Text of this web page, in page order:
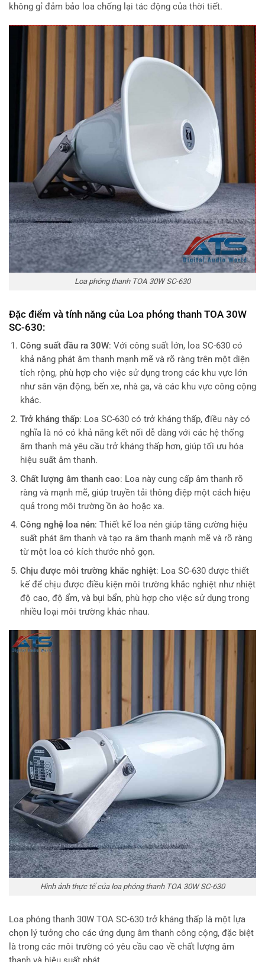
không gỉ đảm bảo loa chống lại tác động của thời tiết.
Loa phóng thanh TOA 30W SC-630
Đặc điểm và tính năng của Loa phóng thanh TOA 30W
SC-630:
Công suất đầu ra 30W: Với công suất lớn, loa SC-630 có
khả năng phát âm thanh mạnh mẽ và rõ ràng trên một diện
tích rộng, phù hợp cho việc sử dụng trong các khu vực lớn
như sân vận động, bến xe, nhà ga, và các khu vực công cộng
khác.
Trở kháng thấp: Loa SC-630 có trở kháng thấp, điều này có
nghĩa là nó có khả năng kết nối dễ dàng với các hệ thống
âm thanh mà yêu cầu trở kháng thấp hơn, giúp tối ưu hóa
hiệu suất âm thanh.
Chất lượng âm thanh cao: Loa này cung cấp âm thanh rõ
ràng và mạnh mẽ, giúp truyền tải thông điệp một cách hiệu
quả trong môi trường ồn ào hoặc xa.
Công nghệ loa nén: Thiết kế loa nén giúp tăng cường hiệu
suất phát âm thanh và tạo ra âm thanh mạnh mẽ và rõ ràng
từ một loa có kích thước nhỏ gọn.
Chịu được môi trường khắc nghiệt: Loa SC-630 được thiết
kế để chịu được điều kiện môi trường khắc nghiệt như nhiệt
độ cao, độ ẩm, và bụi bẩn, phù hợp cho việc sử dụng trong
nhiều loại môi trường khác nhau.
Hình ảnh thực tế của loa phóng thanh TOA 30W SC-630
Loa phóng thanh 30W TOA SC-630 trở kháng thấp là một lựa
chọn lý tưởng cho các ứng dụng âm thanh công cộng, đặc biệt
là trong các môi trường có yêu cầu cao về chất lượng âm